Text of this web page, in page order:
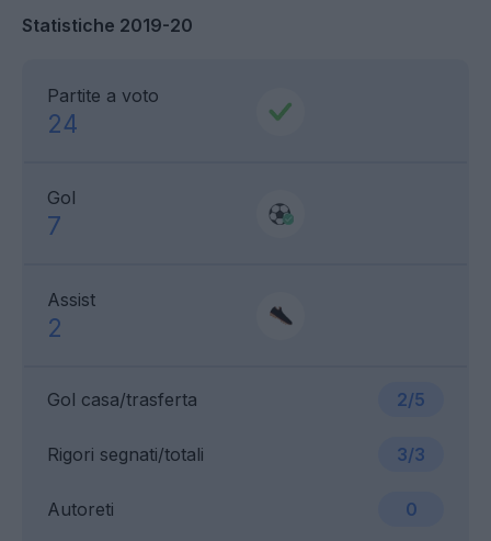
Statistiche 2019-20
Partite a voto
24
Gol
7
Assist
2
Gol casa/trasferta 2/5
Rigori segnati/totali 3/3
Autoreti 0